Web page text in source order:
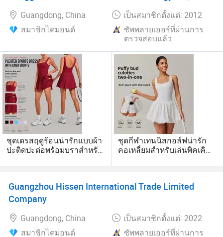
ถึงสหรัฐอเมริกาออสเตรเลียตะวันออกกลางและยุโรป ใน
ขณะเดียวกันเราได้ทำการตรวจสอบโรงงานสำหรับแบรนด์
ขนาดใหญ่หลายแบรนด์และมีความร่วมมืออย่างลึกซึ้งกับ
เราหวังเป็นอย่างยิ่งว่าลูกค้าใหม่จากทุกประเทศจะติดต่อเรา
เพื่อสร้างความสัมพันธ์ทางธุรกิจและความสำเร็จร่วมกันใน
อนาคต !
Guangdong, China
เป็นสมาชิกตั้งแต่: 2012
สมาชิกไดมอนด์
ซัพพลายเออร์ที่ผ่านการ
ตรวจสอบแล้ว
ชุดเดรสฤดูร้อนน่ารักแบบผ้า
ปะติดปะต่อพร้อมบราสำหรับ
ดีไซน์ทันสมัยระบายเหงื่อ
และเล่นพิคเบิล
ชุดกีฬาเทนนิสกอล์ฟน่ารัก
คอเหลี่ยมสำหรับเล่นพิคเคิ
กระโปรงพัฟหลังเปลือยสั้น
กางเกงขาสั้นและกระเป๋า
Guangzhou Hissen International Trade Limited
Company
Guangdong, China
เป็นสมาชิกตั้งแต่: 2022
สมาชิกไดมอนด์
ซัพพลายเออร์ที่ผ่านการ